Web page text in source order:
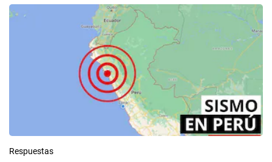
Respuestas